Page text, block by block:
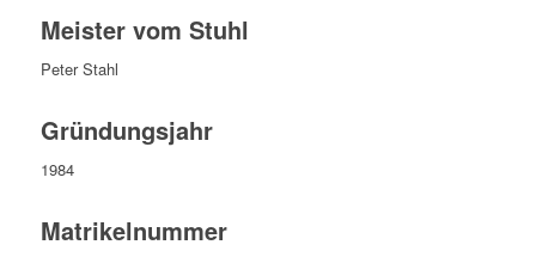
Meister vom Stuhl
Peter Stahl
Gründungsjahr
1984
Matrikelnummer